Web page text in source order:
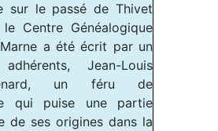
sur le passé de Thivet
Centre Généalogique
a été écrit par un
Jean-Louis
un féru de
qui puise une partie
de ses origines dans la